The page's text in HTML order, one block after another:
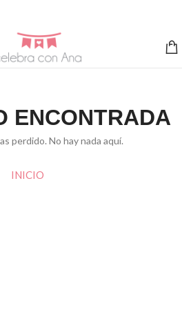
ENCONTRADA
perdido. No hay nada aquí.
INICIO